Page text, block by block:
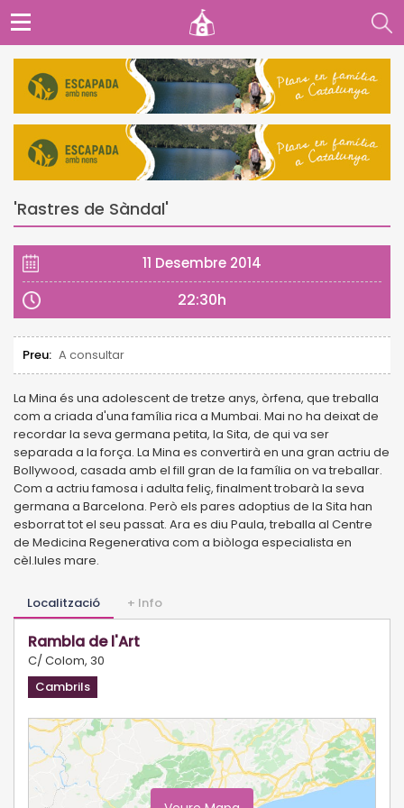
'Rastres de Sàndal'
11 Desembre 2014
22:30h
Preu: A consultar
La Mina és una adolescent de tretze anys, òrfena, que treballa
com a criada d'una família rica a Mumbai. Mai no ha deixat de
recordar la seva germana petita, la Sita, de qui va ser
separada a la força. La Mina es convertirà en una gran actriu de
Bollywood, casada amb el fill gran de la família on va treballar.
Com a actriu famosa i adulta feliç, finalment trobarà la seva
germana a Barcelona. Però els pares adoptius de la Sita han
esborrat tot el seu passat. Ara es diu Paula, treballa al Centre
de Medicina Regenerativa com a biòloga especialista en
cèl.lules mare.
Localització + Info
Rambla de l'Art
C/ Colom, 30
Cambrils